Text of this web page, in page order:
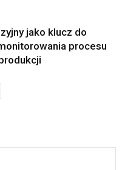
jako klucz do
procesu